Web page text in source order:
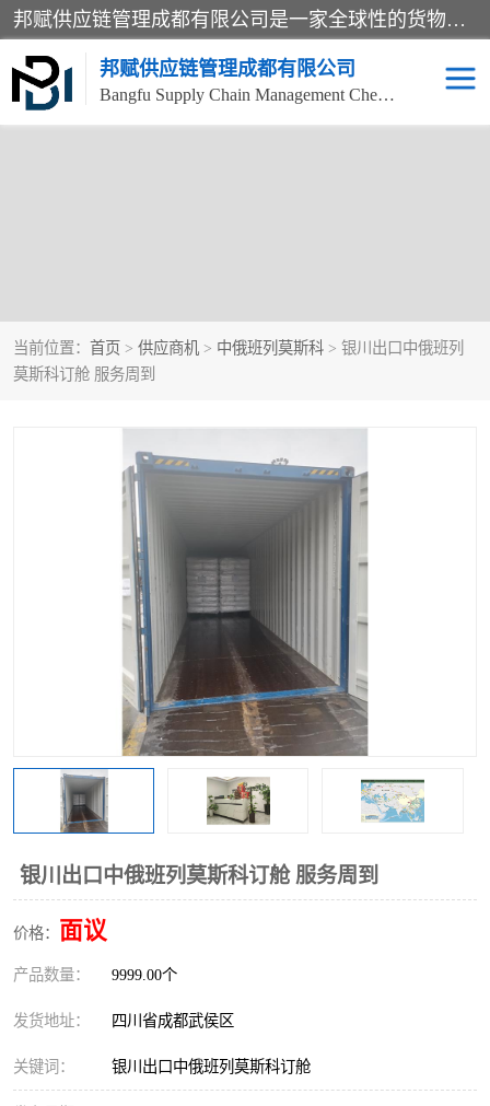
邦赋供应链管理成都有限公司是一家全球性的货物运输代理公司，主要从事：波兰中欧班列、德国中欧班列、出口莫斯科班列、中欧班列进口、蓉欧铁路、成都出口空运等业务，同时亦提供报关、报检、仓储、码头操作等服务。
邦赋供应链管理成都有限公司
Bangfu Supply Chain Management Chengdu Co.,LTD
当前位置： 首页 > 供应商机 > 中俄班列莫斯科 > 银川出口中俄班列
莫斯科订舱 服务周到
银川出口中俄班列莫斯科订舱 服务周到
价格： 面议
产品数量： 9999.00个
发货地址： 四川省成都武侯区
关键词： 银川出口中俄班列莫斯科订舱